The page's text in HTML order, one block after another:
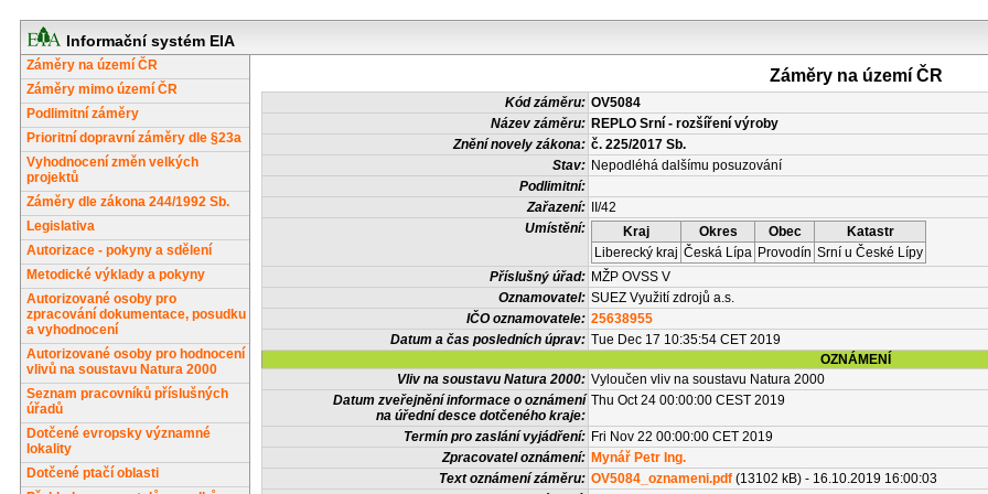
Informační systém EIA
Záměry na území ČR
Záměry mimo území ČR
Podlimitní záměry
Prioritní dopravní záměry dle §23a
Vyhodnocení změn velkých
projektů
Záměry dle zákona 244/1992 Sb.
Legislativa
Autorizace - pokyny a sdělení
Metodické výklady a pokyny
Autorizované osoby pro
zpracování dokumentace, posudku
a vyhodnocení
Autorizované osoby pro hodnocení
vlivů na soustavu Natura 2000
Seznam pracovníků příslušných
úřadů
Dotčené evropsky významné
lokality
Dotčené ptačí oblasti
Záměry na území ČR
Kód záměru: OV5084
Název záměru: REPLO Srní - rozšíření výroby
Znění novely zákona: č. 225/2017 Sb.
Stav: Nepodléhá dalšímu posuzování
Podlimitní:
Zařazení:
II/42
Umístění:
Kraj Okres Obec
Katastr
Liberecký kraj Česká Lípa Provodín Srní u České Lípy
Příslušný úřad: MŽP OVSS V
Oznamovatel: SUEZ Využití zdrojů a.s.
IČO oznamovatele: 25638955
Datum a čas posledních úprav: Tue Dec 17 10:35:54 CET 2019
OZNÁMENÍ
Vliv na soustavu Natura 2000: Vyloučen vliv na soustavu Natura 2000
Datum zveřejnění informace o oznámení
na úřední desce dotčeného kraje:
Thu Oct 24 00:00:00 CEST 2019
Termín pro zaslání vyjádření: Fri Nov 22 00:00:00 CET 2019
Zpracovatel oznámení: Mynář Petr Ing.
Text oznámení záměru: OV5084_oznameni.pdf (13102 kB) - 16.10.2019 16:00:03